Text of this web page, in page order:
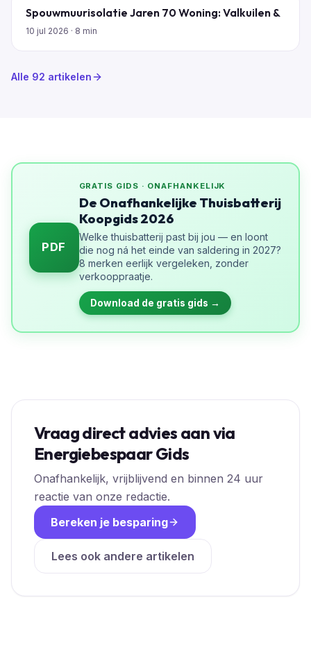
Spouwmuurisolatie Jaren 70 Woning: Valkuilen &
10 jul 2026 · 8 min
Alle 92 artikelen
PDF
GRATIS GIDS · ONAFHANKELIJK
De Onafhankelijke Thuisbatterij
Koopgids 2026
Welke thuisbatterij past bij jou — en loont
die nog ná het einde van saldering in 2027?
8 merken eerlijk vergeleken, zonder
verkooppraatje.
Download de gratis gids →
Vraag direct advies aan via
Energiebespaar Gids
Onafhankelijk, vrijblijvend en binnen 24 uur
reactie van onze redactie.
Bereken je besparing
Lees ook andere artikelen